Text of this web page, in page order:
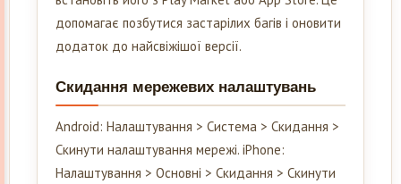
допомагає позбутися застарілих багів і оновити
додаток до найсвіжішої версії.
Скидання мережевих налаштувань
Android: Налаштування > Система > Скидання >
Скинути налаштування мережі. iPhone:
Налаштування > Основні > Скидання > Скинути